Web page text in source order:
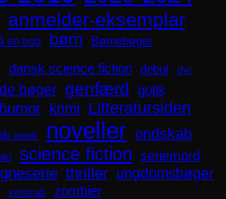
anmelder-eksemplar
en bog børn Børnebøger
dansk science fiction debut dyr
bøger genfærd
gotik
humor krimi Litteratursiden
amok noveller ondskab
science fiction seriemord
thriller ungdomsbøger
venskab
zombier